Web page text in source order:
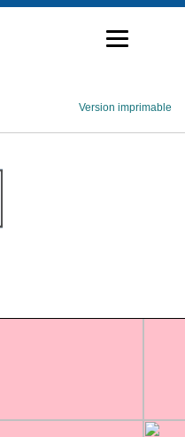
Version imprimable